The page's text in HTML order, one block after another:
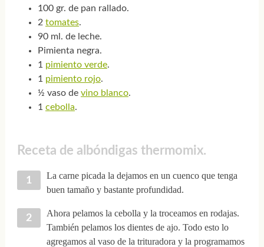
100 gr. de pan rallado.
2 tomates.
90 ml. de leche.
Pimienta negra.
1 pimiento verde.
1 pimiento rojo.
½ vaso de vino blanco.
1 cebolla.
Receta de albóndigas thermomix.
La carne picada la dejamos en un cuenco que tenga
buen tamaño y bastante profundidad.
Ahora pelamos la cebolla y la troceamos en rodajas.
También pelamos los dientes de ajo. Todo esto lo
agregamos al vaso de la trituradora y la programamos